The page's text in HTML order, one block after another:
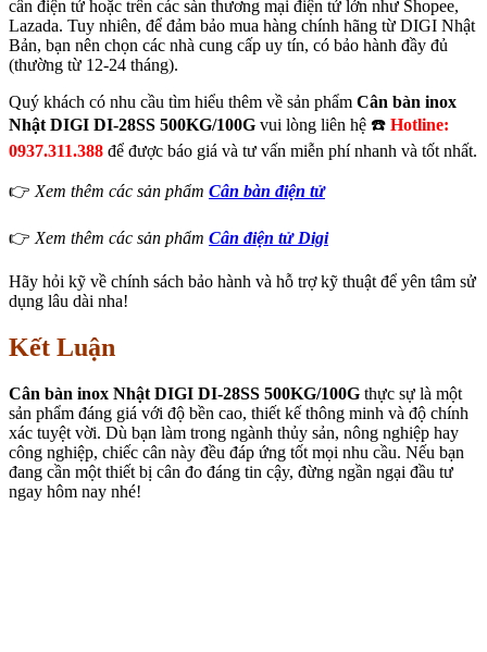
cân điện tử hoặc trên các sàn thương mại điện tử lớn như Shopee,
Lazada. Tuy nhiên, để đảm bảo mua hàng chính hãng từ DIGI Nhật
Bản, bạn nên chọn các nhà cung cấp uy tín, có bảo hành đầy đủ
(thường từ 12-24 tháng).
Quý khách có nhu cầu tìm hiểu thêm về sản phẩm Cân bàn inox
Nhật DIGI DI-28SS 500KG/100G vui lòng liên hệ ☎️ Hotline:
0937.311.388 để được báo giá và tư vấn miễn phí nhanh và tốt nhất.
👉 Xem thêm các sản phẩm Cân bàn điện tử
👉 Xem thêm các sản phẩm Cân điện tử Digi
Hãy hỏi kỹ về chính sách bảo hành và hỗ trợ kỹ thuật để yên tâm sử
dụng lâu dài nha!
Kết Luận
Cân bàn inox Nhật DIGI DI-28SS 500KG/100G thực sự là một
sản phẩm đáng giá với độ bền cao, thiết kế thông minh và độ chính
xác tuyệt vời. Dù bạn làm trong ngành thủy sản, nông nghiệp hay
công nghiệp, chiếc cân này đều đáp ứng tốt mọi nhu cầu. Nếu bạn
đang cần một thiết bị cân đo đáng tin cậy, đừng ngần ngại đầu tư
ngay hôm nay nhé!